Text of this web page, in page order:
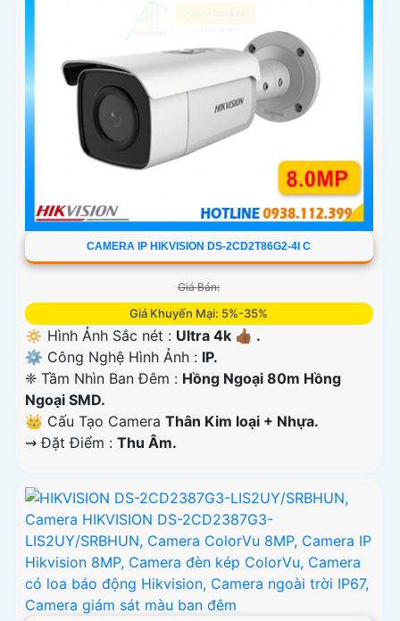
CAMERA IP HIKVISION DS-2CD2T86G2-4I C
Giá Bán:
Giá Khuyến Mại: 5%-35%
🔅 Hình Ảnh Sắc nét : Ultra 4k 👍🏾 .
⚙ Công Nghệ Hình Ảnh : IP.
❈ Tầm Nhìn Ban Đêm : Hồng Ngoại 80m Hồng
Ngoại SMD.
👑 Cấu Tạo Camera Thân Kim loại + Nhựa.
️⇝ Đặt Điểm : Thu Âm.